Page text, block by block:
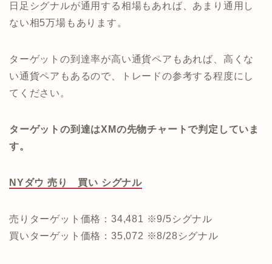
日足シグナルが通用する相場もあれば、あまり通用し
ない相5万場もあります。
ターゲットの到達率が高い通貨ペアもあれば、高くな
い通貨ペアもあるので、トレードの参考する程度にし
てください。
ターゲットの到達はXMの先物チャートで判定していま
す。
NYダウ 売り 買い シグナル
売りターゲット価格：34,481 ※9/5シグナル
買いターゲット価格：35,072 ※8/28シグナル